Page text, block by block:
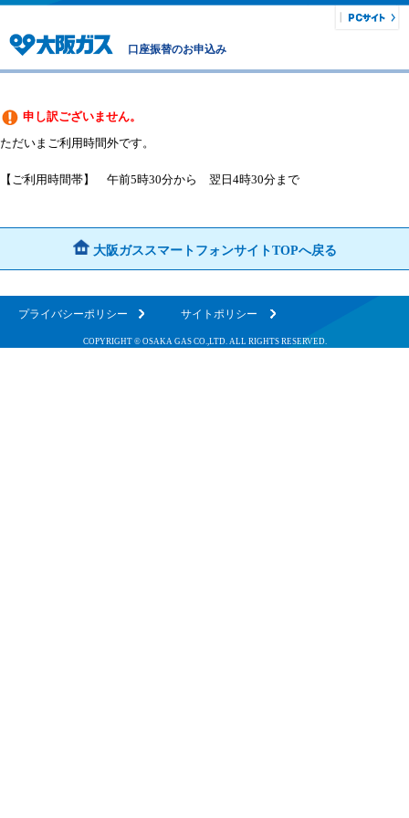
口座振替のお申込み
申し訳ございません。
ただいまご利用時間外です。
【ご利用時間帯】 午前5時30分から 翌日4時30分まで
大阪ガススマートフォンサイトTOPへ戻る
プライバシーポリシー サイトポリシー
COPYRIGHT © OSAKA GAS CO.,LTD. ALL RIGHTS RESERVED.